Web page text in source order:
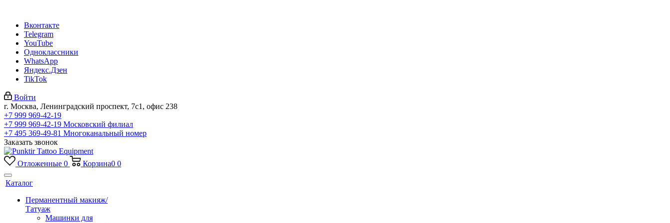
Вконтакте
Telegram
YouTube
Одноклассники
WhatsApp
Яндекс.Дзен
TikTok
Войти
г. Москва, Ленинградский проспект, 7с1, офис 238
+7 999 969-42-19
+7 999 969-42-19 Московский филиал
+7 495 369-49-81 Многоканальный номер
Заказать звонок
Отложенные 0 Корзина0 0
Каталог
Перманентный макияж/
Татуаж
Машинки для